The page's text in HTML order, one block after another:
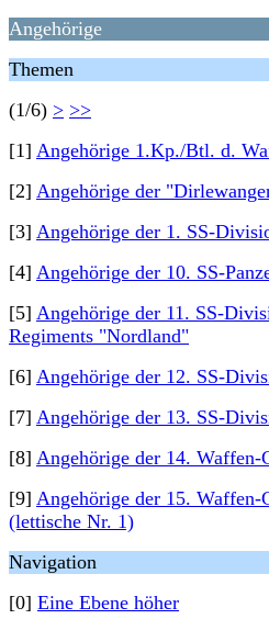
Angehörige
Themen
(1/6) > >>
[1] Angehörige 1.Kp./Btl. d.
[2] Angehörige der
[3] Angehörige der 1. SS-
[4] Angehörige der 10. SS-
[5] Angehörige der 11. SS-
Regiments "Nordland"
[6] Angehörige der 12. SS-
[7] Angehörige der 13. SS-
[8] Angehörige der 14. Waffen-
[9] Angehörige der 15. Waffen-
(lettische Nr. 1)
Navigation
[0] Eine Ebene höher